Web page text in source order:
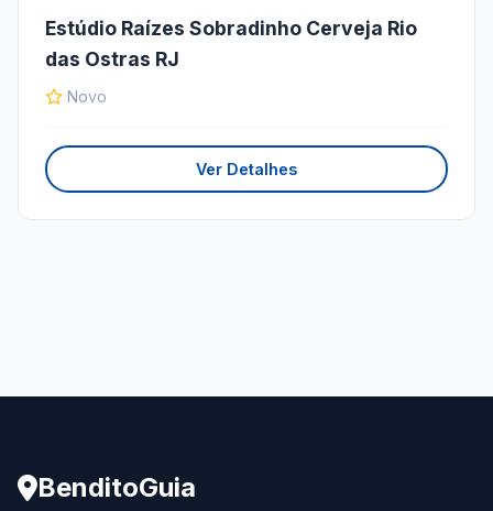
Estúdio Raízes Sobradinho Cerveja Rio
das Ostras RJ
Novo
Ver Detalhes
BenditoGuia